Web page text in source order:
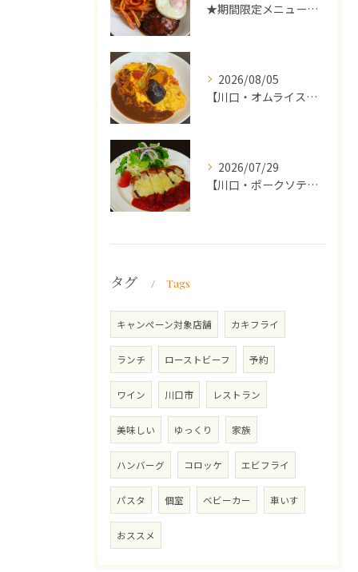
★期間限定メニューのご案内★
2026/08/05
【川口・オムライス】ランチ・ディナーにおススメの週替わりメニ...
2026/07/29
【川口・ポークソテー】ランチ・ディナーにおススメの週替わりメ...
タグ Tags
キャンペーン対象店舗 カキフライ
ランチ ローストビーフ 予約
ワイン 川口市 レストラン
美味しい ゆっくり 家族
ハンバーグ コロッケ エビフライ
パスタ 個室 ベビーカー 車いす
おススメ